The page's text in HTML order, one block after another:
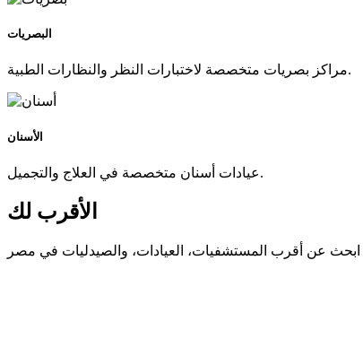
البصريات
مراكز بصريات متخصصة لاختبارات النظر والنظارات الطبية.
الأسنان
عيادات أسنان متخصصة في العلاج والتجميل.
الأقرب لك
ابحث عن أقرب المستشفيات، العيادات، والصيدليات في مصر